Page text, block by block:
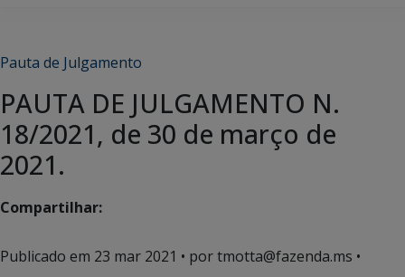
Pauta de Julgamento
PAUTA DE JULGAMENTO N.
18/2021, de 30 de março de
2021.
Compartilhar:
Publicado em 23 mar 2021 • por tmotta@fazenda.ms •